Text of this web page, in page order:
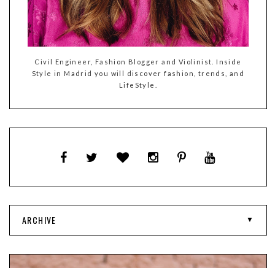
Civil Engineer, Fashion Blogger and Violinist. Inside
Style in Madrid you will discover fashion, trends, and
LifeStyle.
ARCHIVE